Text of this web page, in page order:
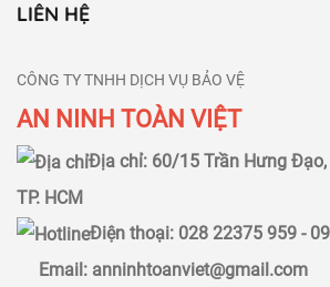
LIÊN HỆ
CÔNG TY TNHH DỊCH VỤ BẢO VỆ
AN NINH TOÀN VIỆT
Địa chỉ: 60/15 Trần Hưng Đạo,
TP. HCM
Điện thoại: 028 22375 959 -
Email: anninhtoanviet@gmail.com